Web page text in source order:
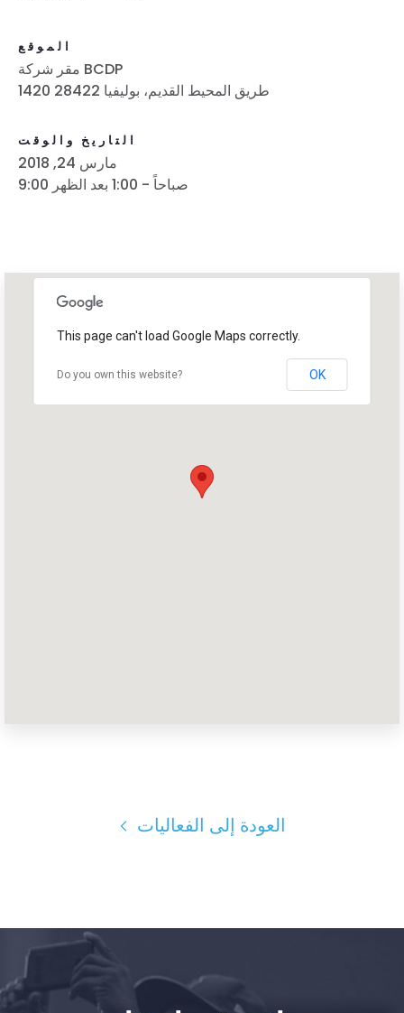
الموقع
مقر شركة BCDP
1420 طريق المحيط القديم، بوليفيا 28422
التاريخ والوقت
مارس 24, 2018
9:00 صباحاً - 1:00 بعد الظهر
This page can't load Google Maps correctly.
Do you own this website? OK
العودة إلى الفعاليات